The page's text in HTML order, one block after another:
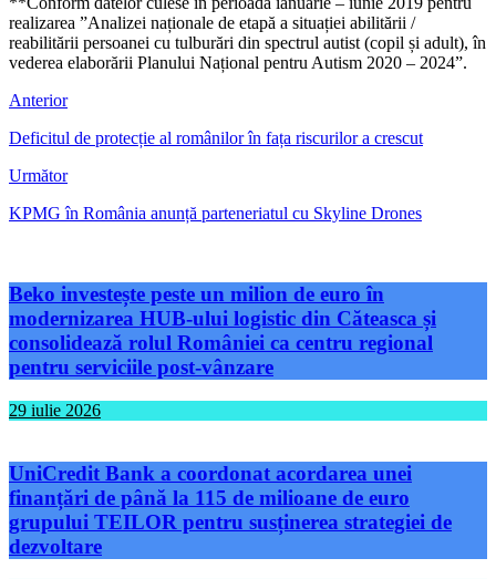
realizarea ”Analizei naționale de etapă a situației abilitării /
reabilitării persoanei cu tulburări din spectrul autist (copil și adult), în
vederea elaborării Planului Național pentru Autism 2020 – 2024”.
Anterior
Deficitul de protecție al românilor în fața riscurilor a crescut
Următor
KPMG în România anunță parteneriatul cu Skyline Drones
Beko investește peste un milion de euro în
modernizarea HUB-ului logistic din Căteasca și
consolidează rolul României ca centru regional
pentru serviciile post-vânzare
29 iulie 2026
UniCredit Bank a coordonat acordarea unei
finanțări de până la 115 de milioane de euro
grupului TEILOR pentru susținerea strategiei de
dezvoltare